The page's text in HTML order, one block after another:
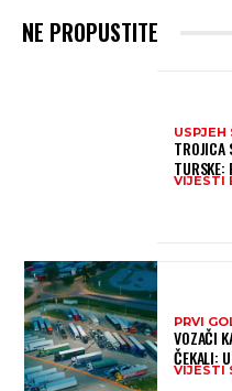
NE PROPUSTITE
USPJEH
TROJICA
TURSKE:
METARA
VIJESTI
PRVI
VOZAČI
ČEKALI:
SIGURNI
VIJESTI